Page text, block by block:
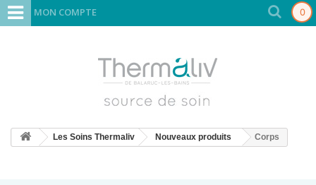
MON COMPTE 0
Les Soins Thermaliv Nouveaux produits Corps